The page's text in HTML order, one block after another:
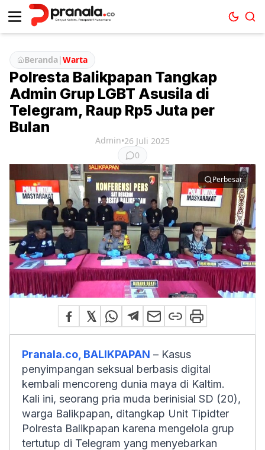
Beranda|Warta
Polresta Balikpapan Tangkap
Admin Grup LGBT Asusila di
Telegram, Raup Rp5 Juta per
Bulan
Admin•26 Juli 2025
0
Perbesar
Pranala.co, BALIKPAPAN – Kasus
penyimpangan seksual berbasis digital
kembali mencoreng dunia maya di Kaltim.
Kali ini, seorang pria muda berinisial SD (20),
warga Balikpapan, ditangkap Unit Tipidter
Polresta Balikpapan karena mengelola grup
tertutup di Telegram yang menyebarkan